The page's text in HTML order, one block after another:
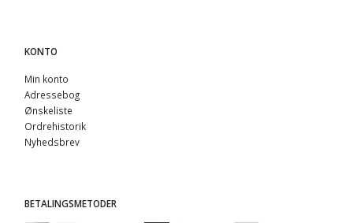
KONTO
Min konto
Adressebog
Ønskeliste
Ordrehistorik
Nyhedsbrev
BETALINGSMETODER